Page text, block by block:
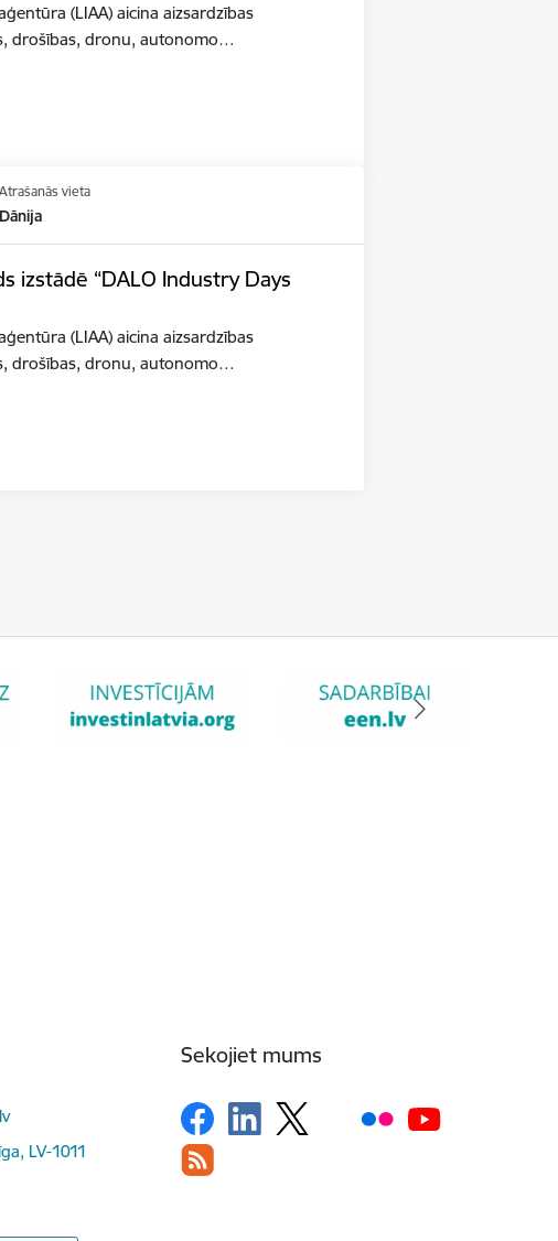
(LIAA) aicina aizsardzības
drošības, dronu, autonomo…
Atrašanās vieta
Dānija
izstādē “DALO Industry Days
(LIAA) aicina aizsardzības
drošības, dronu, autonomo…
LV-1011
Sekojiet mums